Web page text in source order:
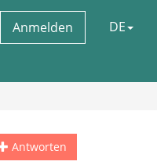
Anmelden DE
Antworten